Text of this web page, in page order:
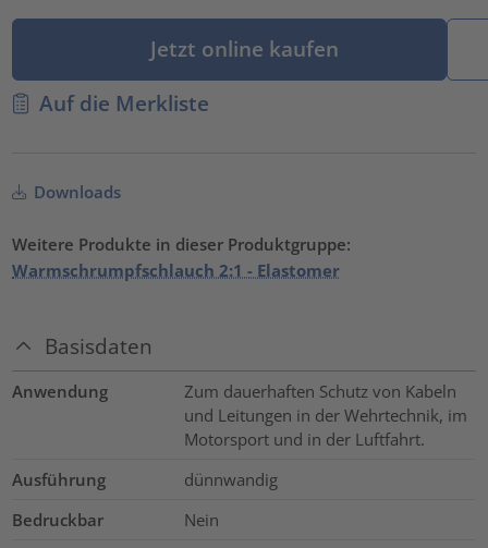
Jetzt online kaufen
Auf die Merkliste
Downloads
Weitere Produkte in dieser Produktgruppe:
Warmschrumpfschlauch 2:1 - Elastomer
Basisdaten
Anwendung
Zum dauerhaften Schutz von Kabeln
und Leitungen in der Wehrtechnik, im
Motorsport und in der Luftfahrt.
Ausführung
dünnwandig
Bedruckbar
Nein